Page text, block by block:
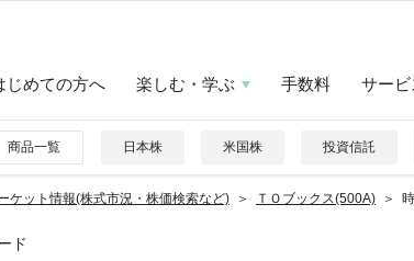
じめての方へ 楽しむ・学ぶ 手数料 サービ
商品一覧 日本株 米国株 投資信託
ケット情報(株式市況・株価検索など) ＴＯブックス(500A)
ド